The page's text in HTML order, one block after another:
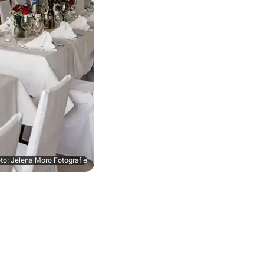
Jelena Moro Fotografie